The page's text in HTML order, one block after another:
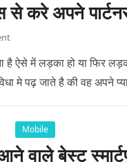
करे अपने
है ऐसे में लड़का हो या फिर
मे पढ़ जाते है की वह अपने
Mobile
वाले बेस्ट